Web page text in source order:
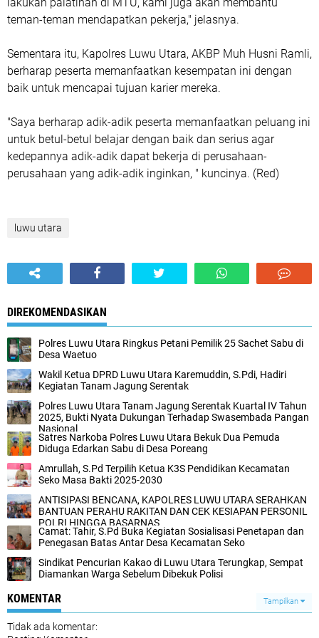
teman-teman mendapatkan pekerja," jelasnya.
Sementara itu, Kapolres Luwu Utara, AKBP Muh Husni Ramli,
berharap peserta memanfaatkan kesempatan ini dengan
baik untuk mencapai tujuan karier mereka.
"Saya berharap adik-adik peserta memanfaatkan peluang ini
untuk betul-betul belajar dengan baik dan serius agar
kedepannya adik-adik dapat bekerja di perusahaan-
perusahaan yang adik-adik inginkan, " kuncinya. (Red)
luwu utara
DIREKOMENDASIKAN
Polres Luwu Utara Ringkus Petani Pemilik 25 Sachet Sabu di
Desa Waetuo
Wakil Ketua DPRD Luwu Utara Karemuddin, S.Pdi, Hadiri
Kegiatan Tanam Jagung Serentak
Polres Luwu Utara Tanam Jagung Serentak Kuartal IV Tahun
2025, Bukti Nyata Dukungan Terhadap Swasembada Pangan
Nasional
Satres Narkoba Polres Luwu Utara Bekuk Dua Pemuda
Diduga Edarkan Sabu di Desa Poreang
Amrullah, S.Pd Terpilih Ketua K3S Pendidikan Kecamatan
Seko Masa Bakti 2025-2030
ANTISIPASI BENCANA, KAPOLRES LUWU UTARA SERAHKAN
BANTUAN PERAHU RAKITAN DAN CEK KESIAPAN PERSONIL
POLRI HINGGA BASARNAS
Camat: Tahir, S.Pd Buka Kegiatan Sosialisasi Penetapan dan
Penegasan Batas Antar Desa Kecamatan Seko
Sindikat Pencurian Kakao di Luwu Utara Terungkap, Sempat
Diamankan Warga Sebelum Dibekuk Polisi
KOMENTAR Tampilkan
Tidak ada komentar: